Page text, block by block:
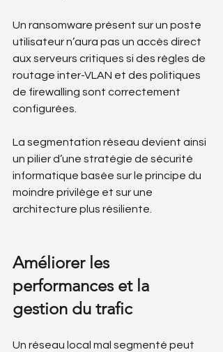
Un ransomware présent sur un poste
utilisateur n’aura pas un accès direct
aux serveurs critiques si des règles de
routage inter-VLAN et des politiques
de firewalling sont correctement
configurées.
La segmentation réseau devient ainsi
un pilier d’une stratégie de sécurité
informatique basée sur le principe du
moindre privilège et sur une
architecture plus résiliente.
Améliorer les
performances et la
gestion du trafic
Un réseau local mal segmenté peut